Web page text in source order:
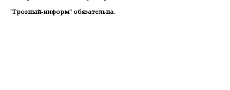
"Грозный-информ" обязательна.